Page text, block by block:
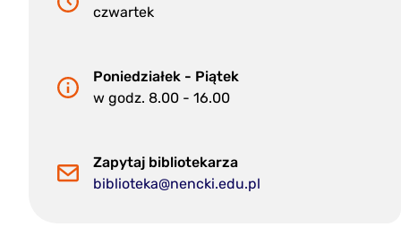
czwartek
Poniedziałek - Piątek
w godz. 8.00 - 16.00
Zapytaj bibliotekarza
biblioteka@nencki.edu.pl